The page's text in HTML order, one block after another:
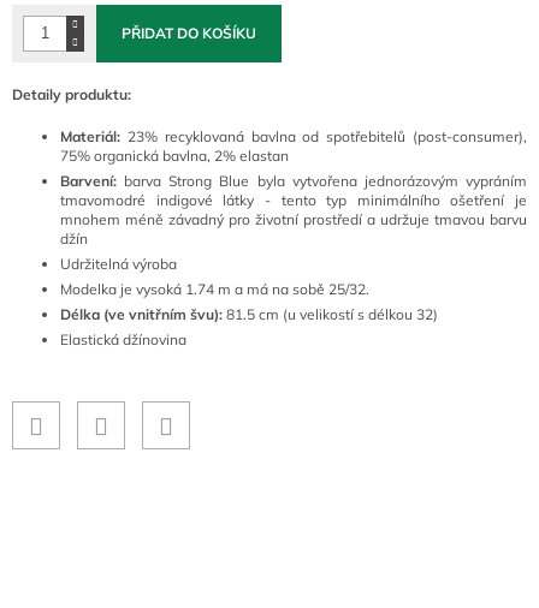
PŘIDAT DO KOŠÍKU
Detaily produktu:
Materiál: 23% recyklovaná bavlna od spotřebitelů (post-consumer),
75% organická bavlna, 2% elastan
Barvení: barva Strong Blue byla vytvořena jednorázovým vypráním
tmavomodré indigové látky - tento typ minimálního ošetření je
mnohem méně závadný pro životní prostředí a udržuje tmavou barvu
džín
Udržitelná výroba
Modelka je vysoká 1.74 m a má na sobě 25/32.
Délka (ve vnitřním švu): 81.5 cm (u velikostí s délkou 32)
Elastická džínovina